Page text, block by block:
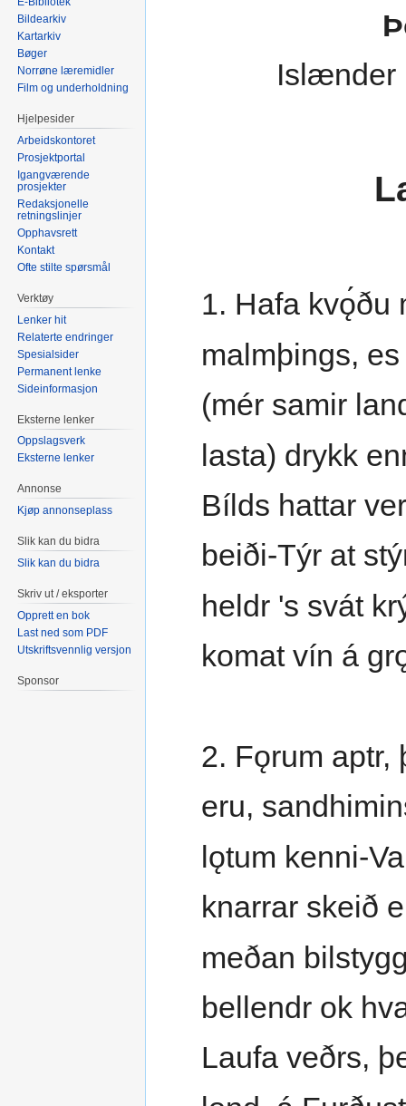
Islænder
1. Hafa kvǫ́ðu
malmþings,
(mér samir
lasta) drykk
Bílds hattar
beiði-Týr at
heldr 's svát
komat vín á
2. Fǫrum aptr,
eru,
lǫtum kenni-
knarrar skeið
meðan
bellendr ok
Laufa veðrs,
Bildearkiv
Kartarkiv
Bøger
Norrøne læremidler
Film og underholdning
Hjelpesider
Arbeidskontoret
Prosjektportal
Igangværende
prosjekter
Redaksjonelle
retningslinjer
Opphavsrett
Kontakt
Ofte stilte spørsmål
Verktøy
Lenker hit
Relaterte endringer
Spesialsider
Permanent lenke
Sideinformasjon
Eksterne lenker
Oppslagsverk
Eksterne lenker
Annonse
Kjøp annonseplass
Slik kan du bidra
Slik kan du bidra
Skriv ut / eksporter
Opprett en bok
Last ned som PDF
Utskriftsvennlig versjon
Sponsor